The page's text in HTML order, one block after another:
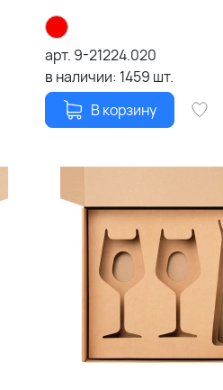
арт. 9-21224.020
в наличии: 1459 шт.
В корзину